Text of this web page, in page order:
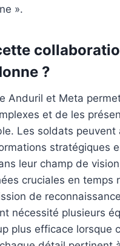
».
?
Anduril et Meta
et de les
Les soldats peuvent
stratégiques
leur champ de
cruciales en temps
de
nécessité plusieurs
plus efficace lorsque